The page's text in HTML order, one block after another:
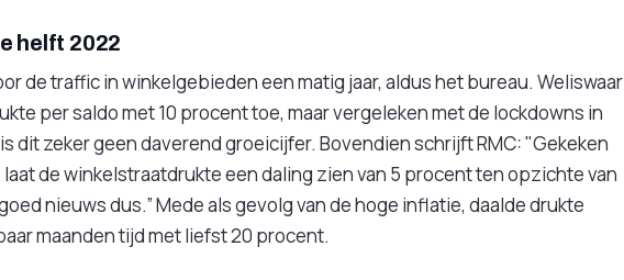
helft 2022
de traffic in winkelgebieden een matig jaar, aldus het bureau. Weliswaar
per saldo met 10 procent toe, maar vergeleken met de lockdowns in
dit zeker geen daverend groeicijfer. Bovendien schrijft RMC: "Gekeken
laat de winkelstraatdrukte een daling zien van 5 procent ten opzichte van
nieuws dus.” Mede als gevolg van de hoge inflatie, daalde drukte
maanden tijd met liefst 20 procent.